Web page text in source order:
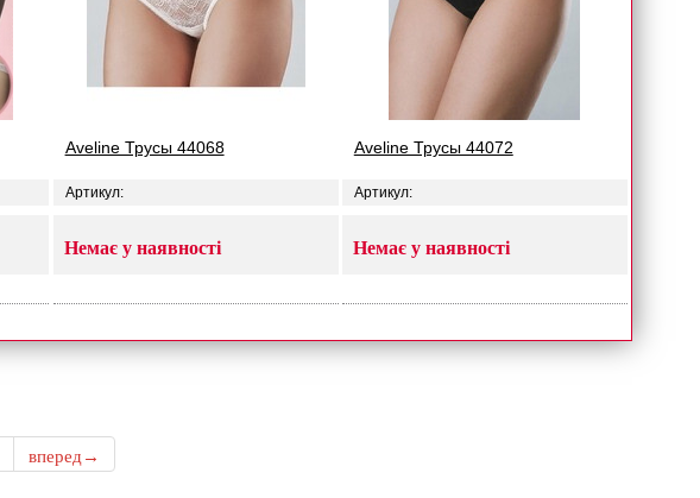
Aveline Трусы 44068
Артикул:
Немає у наявності
Aveline Трусы 44072
Артикул:
Немає у наявності
вперед→